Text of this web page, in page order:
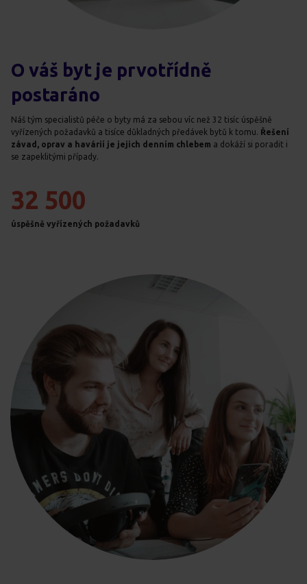
O váš byt je prvotřídně
postaráno
Náš tým specialistů péče o byty má za sebou víc než 32 tisíc úspěšně
vyřízených požadavků a tisíce důkladných předávek bytů k tomu. Řešení
závad, oprav a havárií je jejich denním chlebem a dokáží si poradit i
se zapeklitými případy.
32 500
úspěšně vyřízených požadavků